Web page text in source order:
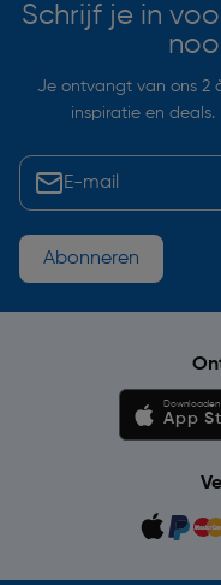
Schrijf je in
Je ontvangt van ons 2
inspiratie en deals.
Abonneren
Downloaden
App